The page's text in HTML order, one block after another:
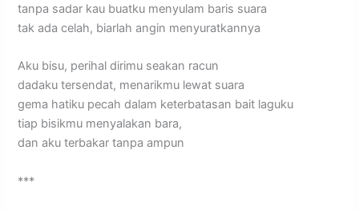
tanpa sadar kau buatku menyulam baris suara
tak ada celah, biarlah angin menyuratkannya
Aku bisu, perihal dirimu seakan racun
dadaku tersendat, menarikmu lewat suara
gema hatiku pecah dalam keterbatasan bait laguku
tiap bisikmu menyalakan bara,
dan aku terbakar tanpa ampun
***